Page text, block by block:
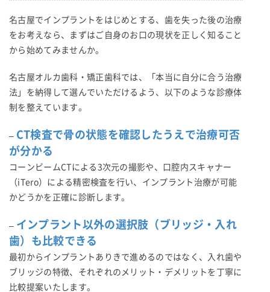
名古屋でインプラントをはじめとする、歯を失った後の治療
をお考えなら、まずはご自身のお口の現状を正しく知ること
から始めてみませんか。
名古屋オルカ歯科・矯正歯科では、「本当に自分に合う治療
法」を納得して選んでいただけるよう、以下のような診療体
制を整えています。
– CT検査で骨の状態を確認したうえで治療可否
が分かる
コーンビームCTによる3次元の撮影や、口腔内スキャナー
（iTero）による精密検査を行い、インプラント治療が可能
かどうかを正確に診断します。
– インプラント以外の選択肢（ブリッジ・入れ
歯）も比較できる
最初からインプラントありきで進めるのではなく、入れ歯や
ブリッジの特徴、それぞれのメリット・デメリットを丁寧に
比較提案いたします。